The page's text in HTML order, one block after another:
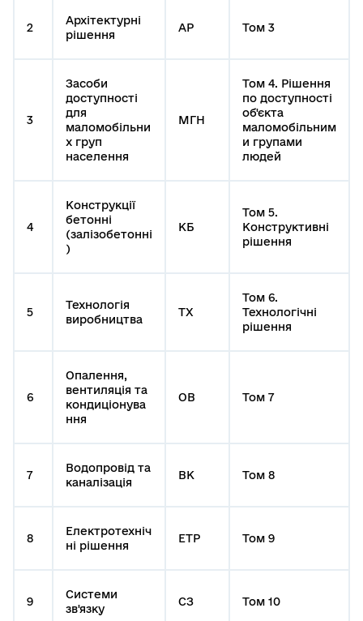
2
Архітектурні
рішення
АР Том 3
3
Засоби
доступності
для
маломобільни
х груп
населення
МГН
Том 4. Рішення
по доступності
об'єкта
маломобільним
и групами
людей
4
Конструкції
бетонні
(залізобетонні
)
КБ
Том 5.
Конструктивні
рішення
5
Технологія
виробництва
ТХ
Том 6.
Технологічні
рішення
6
Опалення,
вентиляція та
кондиціонува
ння
ОВ Том 7
7
Водопровід та
каналізація
ВК Том 8
8
Електротехніч
ні рішення
ЕТР Том 9
9
Системи
зв'язку
СЗ Том 10